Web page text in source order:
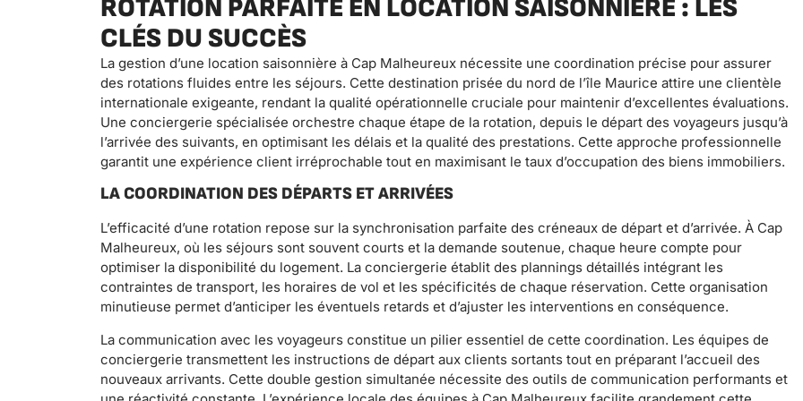
ROTATION PARFAITE EN LOCATION SAISONNIÈRE : LES
CLÉS DU SUCCÈS
La gestion d’une location saisonnière à Cap Malheureux nécessite une coordination précise pour assurer
des rotations fluides entre les séjours. Cette destination prisée du nord de l’île Maurice attire une clientèle
internationale exigeante, rendant la qualité opérationnelle cruciale pour maintenir d’excellentes évaluations.
Une conciergerie spécialisée orchestre chaque étape de la rotation, depuis le départ des voyageurs jusqu’à
l’arrivée des suivants, en optimisant les délais et la qualité des prestations. Cette approche professionnelle
garantit une expérience client irréprochable tout en maximisant le taux d’occupation des biens immobiliers.
LA COORDINATION DES DÉPARTS ET ARRIVÉES
L’efficacité d’une rotation repose sur la synchronisation parfaite des créneaux de départ et d’arrivée. À Cap
Malheureux, où les séjours sont souvent courts et la demande soutenue, chaque heure compte pour
optimiser la disponibilité du logement. La conciergerie établit des plannings détaillés intégrant les
contraintes de transport, les horaires de vol et les spécificités de chaque réservation. Cette organisation
minutieuse permet d’anticiper les éventuels retards et d’ajuster les interventions en conséquence.
La communication avec les voyageurs constitue un pilier essentiel de cette coordination. Les équipes de
conciergerie transmettent les instructions de départ aux clients sortants tout en préparant l’accueil des
nouveaux arrivants. Cette double gestion simultanée nécessite des outils de communication performants et